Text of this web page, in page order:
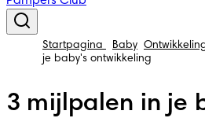
Startpagina Baby
je baby's ontwikkeling
3 mijlpalen in je